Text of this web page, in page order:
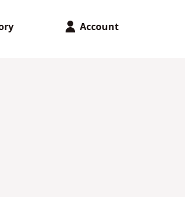
Account